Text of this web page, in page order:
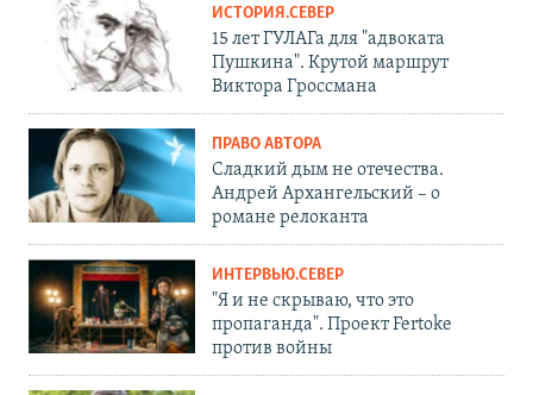
ИСТОРИЯ.СЕВЕР
15 лет ГУЛАГа для "адвоката
Пушкина". Крутой маршрут
Виктора Гроссмана
ПРАВО АВТОРА
Сладкий дым не отечества.
Андрей Архангельский – о
романе релоканта
ИНТЕРВЬЮ.СЕВЕР
"Я и не скрываю, что это
пропаганда". Проект Fertoke
против войны